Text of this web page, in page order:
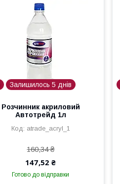
Залишилось 5 днів
Розчинник акриловий
Автотрейд 1л
atrade_acryl_1
160,34 ₴
147,52 ₴
Готово до відправки